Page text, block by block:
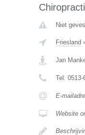
Niet
Friesland
Jan
Tel: 0513-
E-
Website